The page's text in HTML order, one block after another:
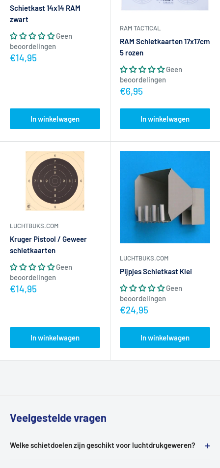
Schietkast 14x14 RAM
zwart
Geen
beoordelingen
Actieprijs
€14,95
In winkelwagen
RAM TACTICAL
RAM Schietkaarten 17x17cm
5 rozen
Geen
beoordelingen
Actieprijs
€6,95
In winkelwagen
LUCHTBUKS.COM
Kruger Pistool / Geweer
schietkaarten
Geen
beoordelingen
Actieprijs
€14,95
In winkelwagen
LUCHTBUKS.COM
Pijpjes Schietkast Klei
Geen
beoordelingen
Actieprijs
€24,95
In winkelwagen
Veelgestelde vragen
Welke schietdoelen zijn geschikt voor luchtdrukgeweren? +